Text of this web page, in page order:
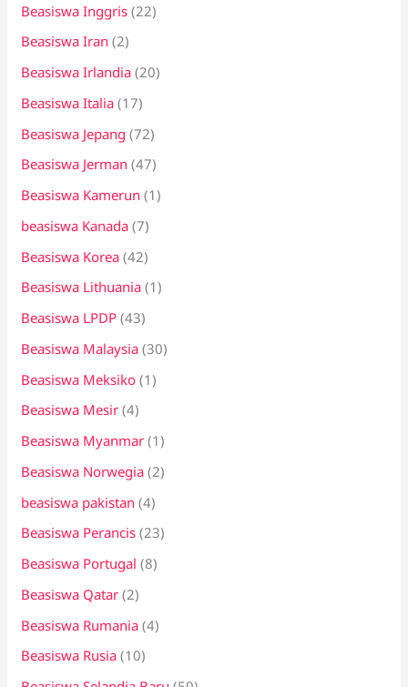
Beasiswa Inggris (22)
Beasiswa Iran (2)
Beasiswa Irlandia (20)
Beasiswa Italia (17)
Beasiswa Jepang (72)
Beasiswa Jerman (47)
Beasiswa Kamerun (1)
beasiswa Kanada (7)
Beasiswa Korea (42)
Beasiswa Lithuania (1)
Beasiswa LPDP (43)
Beasiswa Malaysia (30)
Beasiswa Meksiko (1)
Beasiswa Mesir (4)
Beasiswa Myanmar (1)
Beasiswa Norwegia (2)
beasiswa pakistan (4)
Beasiswa Perancis (23)
Beasiswa Portugal (8)
Beasiswa Qatar (2)
Beasiswa Rumania (4)
Beasiswa Rusia (10)